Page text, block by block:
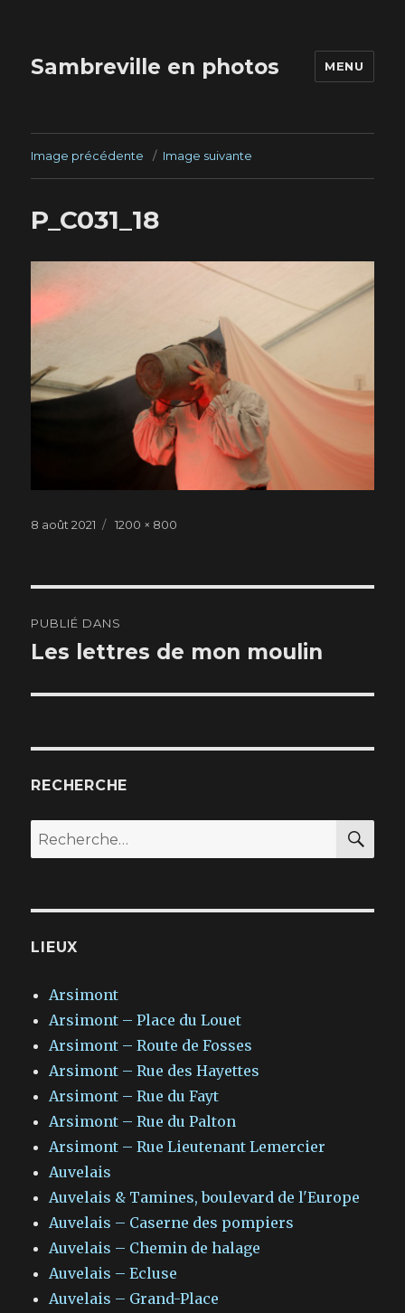
Sambreville en photos MENU
Image précédente Image suivante
P_C031_18
Publié
8 août 2021
Taille
1200 × 800
de
PUBLIÉ DANS
Les lettres de mon moulin
RECHERCHE
Recherche
pour
LIEUX
Arsimont
Arsimont – Place du Louet
Arsimont – Route de Fosses
Arsimont – Rue des Hayettes
Arsimont – Rue du Fayt
Arsimont – Rue du Palton
Arsimont – Rue Lieutenant Lemercier
Auvelais
Auvelais & Tamines, boulevard de l'Europe
Auvelais – Caserne des pompiers
Auvelais – Chemin de halage
Auvelais – Ecluse
Auvelais – Grand-Place